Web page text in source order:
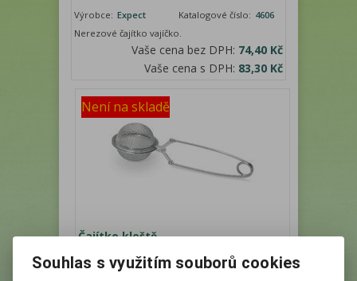
Výrobce: Expect Katalogové číslo: 4606
Nerezové čajítko vajíčko.
Vaše cena bez DPH: 74,40 Kč
Vaše cena s DPH: 83,30 Kč
Není na skladě
Čajítko kleště
Výrobce:Expect Katalogové číslo: 4605
Souhlas s využitím souborů cookies